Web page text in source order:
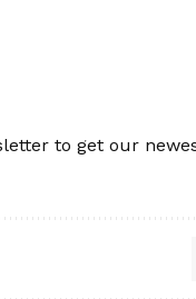
to get our